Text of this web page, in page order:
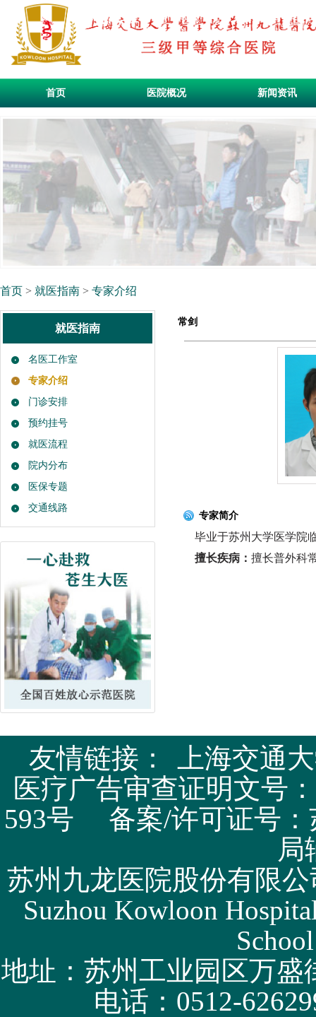
首页 医院概况 新闻资讯
首页 > 就医指南 > 专家介绍
就医指南
名医工作室
专家介绍
门诊安排
预约挂号
就医流程
院内分布
医保专题
交通线路
常剑
专家简介
毕业于苏州大学医学院临
擅长疾病： 擅长普外科
友情链接：
上海交通
医疗广告审查证明文号
593号 备案/许可证号：
局
苏州九龙医院股份有限
Suzhou Kowloon
地址：苏州工业园区万盛
电话：0512-